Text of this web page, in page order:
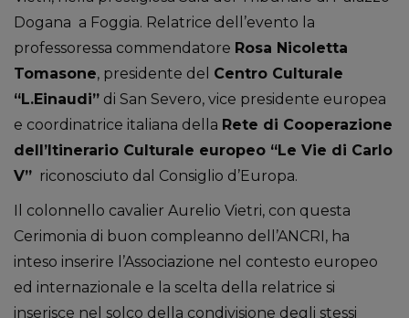
Dogana a Foggia. Relatrice dell’evento la
professoressa commendatore Rosa Nicoletta
Tomasone, presidente del Centro Culturale
“L.Einaudi” di San Severo, vice presidente europea
e coordinatrice italiana della Rete di Cooperazione
dell’Itinerario Culturale europeo “Le Vie di Carlo
V” riconosciuto dal Consiglio d’Europa.
Il colonnello cavalier Aurelio Vietri, con questa
Cerimonia di buon compleanno dell’ANCRI, ha
inteso inserire l’Associazione nel contesto europeo
ed internazionale e la scelta della relatrice si
inserisce nel solco della condivisione degli stessi